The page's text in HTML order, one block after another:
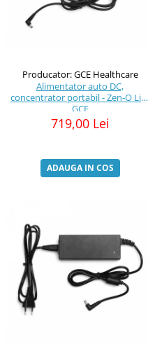
Producator: GCE Healthcare
Alimentator auto DC,
concentrator portabil - Zen-O Lite
GCE
719,00 Lei
ADAUGA IN COS